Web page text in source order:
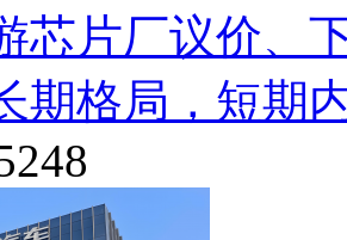
芯片厂议价、
期格局，短期